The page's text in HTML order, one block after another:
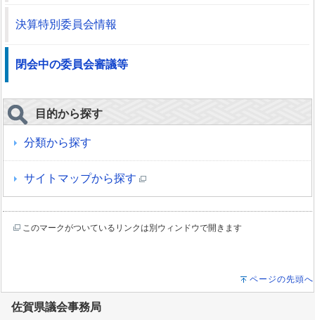
決算特別委員会情報
閉会中の委員会審議等
目的から探す
分類から探す
サイトマップから探す
このマークがついているリンクは別ウィンドウで開きます
ページの先頭へ
佐賀県議会事務局